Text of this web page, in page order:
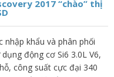
2017 “chào” thị
nhập khẩu và phân phối
động cơ Si6 3.0L V6,
công suất cực đại 340